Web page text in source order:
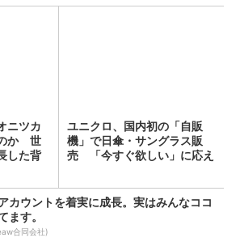
ニツカ
か 世
した背
ユニクロ、国内初の「自販
機」で日傘・サングラス販
売 「今すぐ欲しい」に応え
カウントを着実に成長。実はみんなココ
ます。
合同会社)